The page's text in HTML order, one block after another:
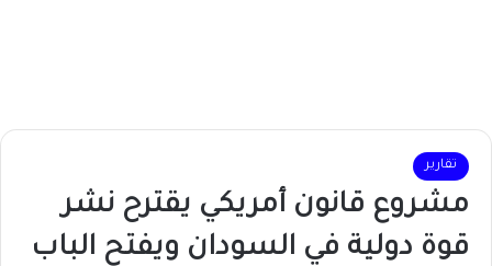
تقارير
مشروع قانون أمريكي يقترح نشر
قوة دولية في السودان ويفتح الباب